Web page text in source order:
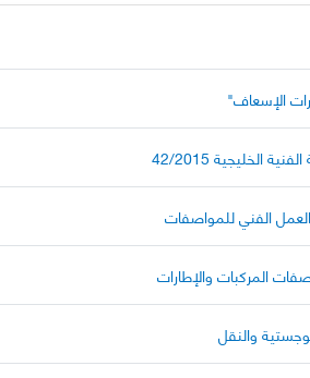
الإسعاف"
الخليجية 42/2015
العمل الفني للمواصفات
المركبات والإطارات
والنقل